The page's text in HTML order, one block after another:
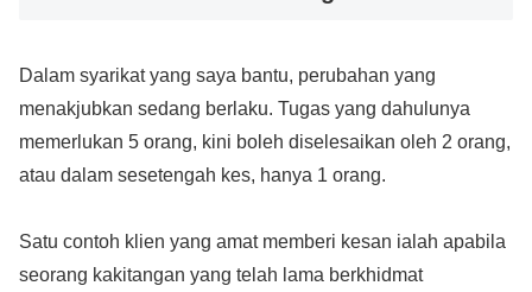
Dalam syarikat yang saya bantu, perubahan yang
menakjubkan sedang berlaku. Tugas yang dahulunya
memerlukan 5 orang, kini boleh diselesaikan oleh 2 orang,
atau dalam sesetengah kes, hanya 1 orang.
Satu contoh klien yang amat memberi kesan ialah apabila
seorang kakitangan yang telah lama berkhidmat